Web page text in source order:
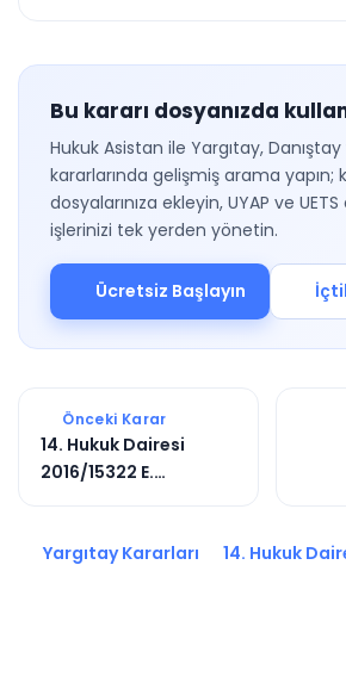
Bu kararı dosyanızda
Hukuk Asistan ile Yargıtay,
kararlarında gelişmiş arama yapın;
dosyalarınıza ekleyin, UYAP ve
işlerinizi tek yerden yönetin.
Ücretsiz Başlayın
Önceki Karar
14. Hukuk Dairesi
2016/15322 E.
Yargıtay Kararları 14. Hukuk